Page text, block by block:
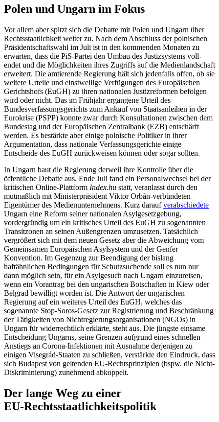
Polen und Ungarn im Fokus
Vor allem aber spitzt sich die Debatte mit Polen und Ungarn über
Rechtsstaatlichkeit weiter zu. Nach dem Abschluss der polni­schen
Präsidentschaftswahl im Juli ist in den kommenden Monaten zu
erwarten, dass die PiS-Partei den Umbau des Justizsystems voll­
endet und die Möglichkeiten ihres Zugriffs auf die Medienlandschaft
erweitert. Die amtierende Regierung hält sich jedenfalls offen, ob sie
weitere Urteile und einstweilige Verfügungen des Europäischen
Gerichts­hofs (EuGH) zu ihren nationalen Justizrefor­men befolgen
wird oder nicht. Das im Früh­jahr ergangene Urteil des
Bundesverfas­sungs­gerichts zum Ankauf von Staats­anlei­hen in der
Eurokrise (PSPP) konnte zwar durch Konsultationen zwischen dem
Bun­destag und der Europäischen Zentralbank (EZB) entschärft
werden. Es bestärkte aber einige pol­nische Politiker in ihrer
Argumen­tation, dass nationale Verfassungs­gerichte einige
Entscheide des EuGH zurück­weisen können oder sogar sollten.
In Ungarn baut die Regierung derweil ihre Kontrolle über die
öffentliche Debatte aus. Ende Juli fand ein Personalwechsel bei der
kritischen Online-Plattform Index.hu statt, veranlasst durch den
mutmaßlich mit Ministerpräsident Viktor Orbán-verbün­de­ten
Eigentümer des Medienunternehmens. Kurz daraufverabschiedete
Ungarn eine Reform seiner nationalen Asylgesetzgebung,
vordergründig um ein kritisches Urteil des EuGH zu sogenannten
Transitzonen an sei­nen Außen­grenzen umzusetzen. Tatsächlich
vergrößert sich mit dem neuen Gesetz aber die Abweichung vom
Gemeinsamen Europäischen Asylsystem und der Genfer
Konvention. Im Gegenzug zur Beendigung der bislang
haftähnlichen Bedingungen für Schutzsuchende soll es nun nur
dann mög­lich sein, für ein Asylgesuch nach Ungarn einzureisen,
wenn ein Vor­antrag bei den ungarischen Botschaften in Kiew oder
Bel­grad bewilligt worden ist. Die Antwort der ungarischen
Regierung auf ein weiteres Urteil des EuGH, welches das
sogenannte Stop-Soros-Gesetz zur Registrierung und Beschränkung
der Tätigkeiten von Nicht­regierungsorganisationen (NGOs) in
Ungarn für widerrechtlich erklärte, steht aus. Die jüngste einsame
Entscheidung Ungarns, seine Grenzen aufgrund eines schnellen
Anstiegs an Corona-Infek­tionen mit Aus­nahme derjenigen zu
einigen Visegrád-Staaten zu schließen, verstärkte den Ein­druck, dass
sich Budapest von geltenden EU-Rechtsprinzipien (bspw. die Nicht-
Dis­kriminierung) zunehmend abkoppelt.
Der lange Weg zu einer
EU‑Rechtsstaatlichkeitspolitik